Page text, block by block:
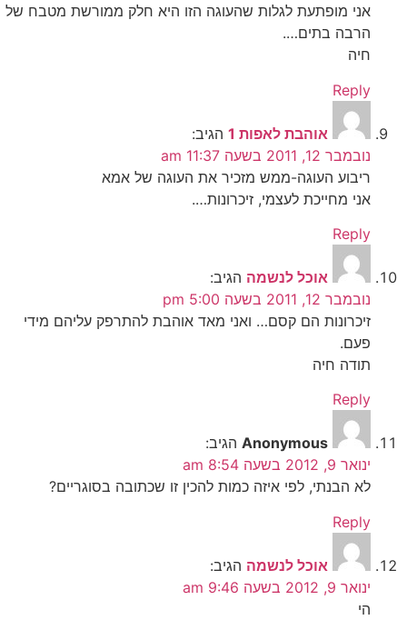
אני מופתעת לגלות שהעוגה הזו היא חלק ממורשת מטבח של
הרבה בתים….
חיה
Reply
אוהבת לאפות 1
הגיב:
נובמבר 12, 2011 בשעה 11:37 am
ריבוע העוגה-ממש מזכיר את העוגה של אמא
אני מחייכת לעצמי, זיכרונות….
Reply
אוכל לנשמה הגיב:
נובמבר 12, 2011 בשעה 5:00 pm
זיכרונות הם קסם… ואני מאד אוהבת להתרפק עליהם מידי
פעם.
תודה חיה
Reply
Anonymous הגיב:
ינואר 9, 2012 בשעה 8:54 am
לא הבנתי, לפי איזה כמות להכין זו שכתובה בסוגריים?
Reply
אוכל לנשמה הגיב:
ינואר 9, 2012 בשעה 9:46 am
הי